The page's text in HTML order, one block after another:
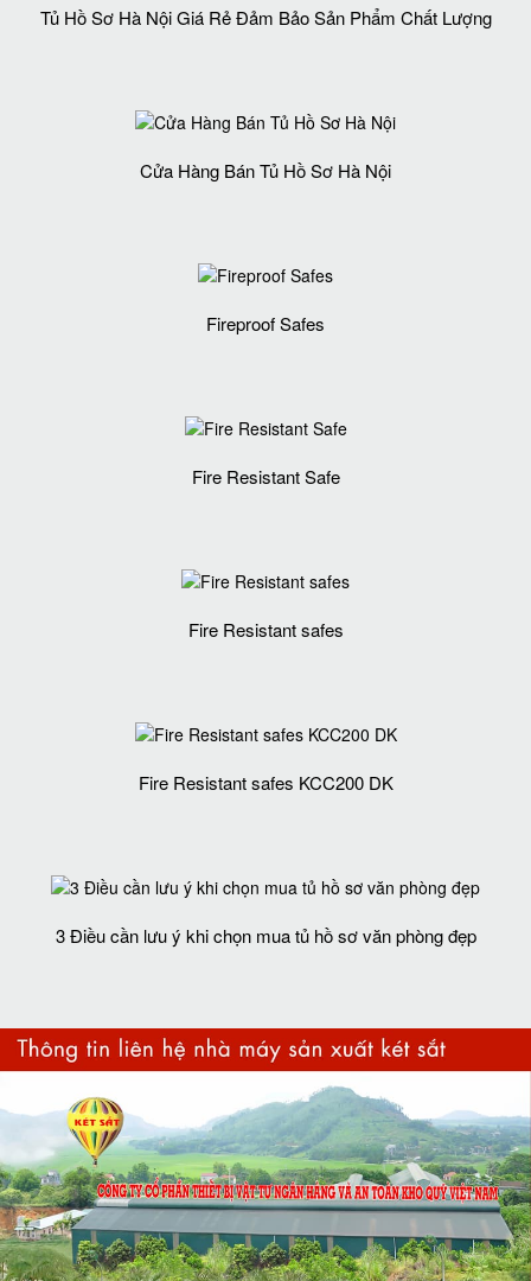
Tủ Hồ Sơ Hà Nội Giá Rẻ Đảm Bảo Sản Phẩm Chất Lượng‎
Cửa Hàng Bán Tủ Hồ Sơ Hà Nội
Fireproof Safes
Fire Resistant Safe
Fire Resistant safes
Fire Resistant safes KCC200 DK
3 Điều cần lưu ý khi chọn mua tủ hồ sơ văn phòng đẹp